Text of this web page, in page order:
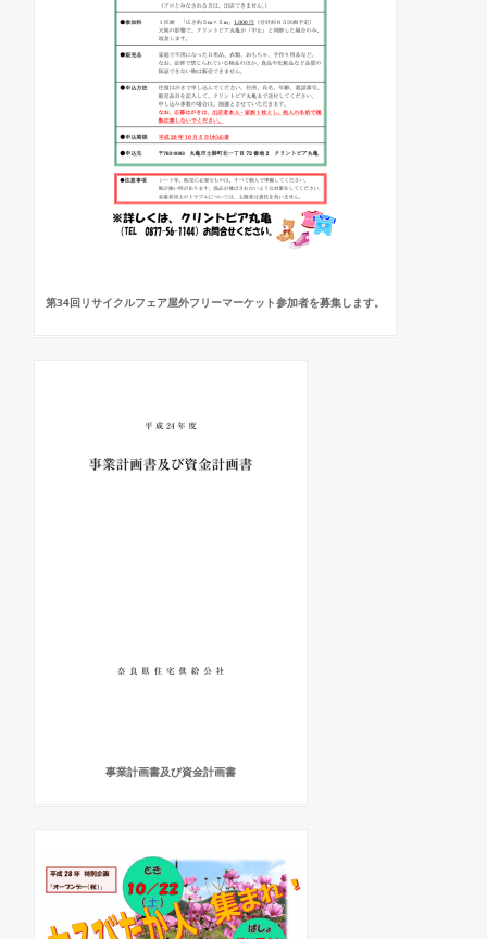
第34回リサイクルフェア屋外フリーマーケット参加者を募集します。
事業計画書及び資金計画書